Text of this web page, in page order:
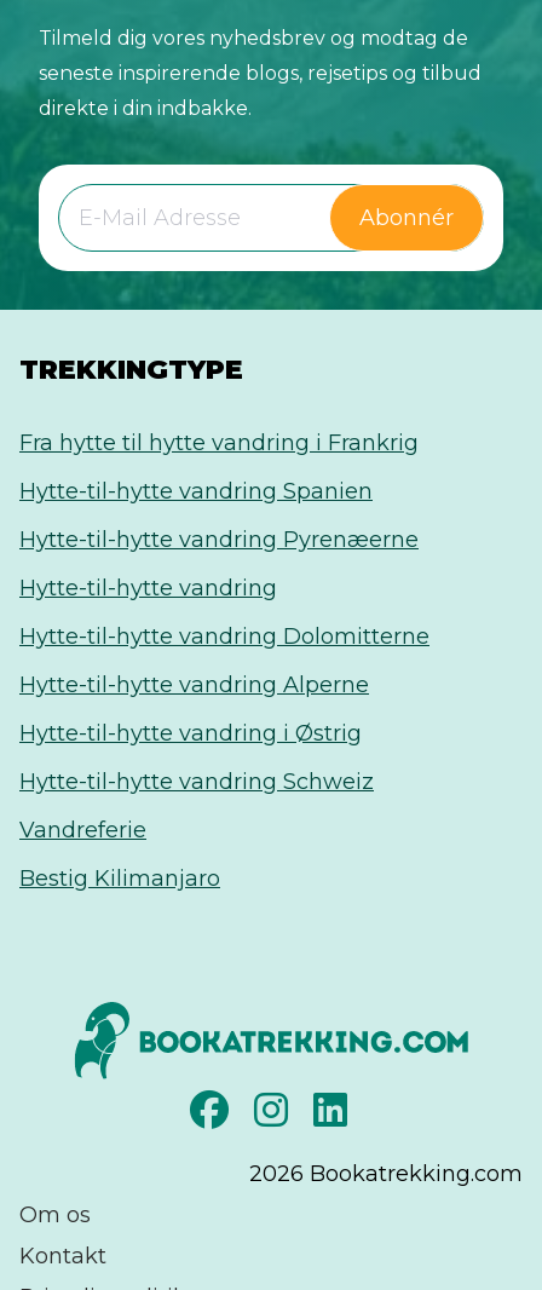
Tilmeld dig vores nyhedsbrev og modtag de
seneste inspirerende blogs, rejsetips og tilbud
direkte i din indbakke.
Abonnér
TREKKINGTYPE
Fra hytte til hytte vandring i Frankrig
Hytte-til-hytte vandring Spanien
Hytte-til-hytte vandring Pyrenæerne
Hytte-til-hytte vandring
Hytte-til-hytte vandring Dolomitterne
Hytte-til-hytte vandring Alperne
Hytte-til-hytte vandring i Østrig
Hytte-til-hytte vandring Schweiz
Vandreferie
Bestig Kilimanjaro
2026 Bookatrekking.com
Om os
Kontakt